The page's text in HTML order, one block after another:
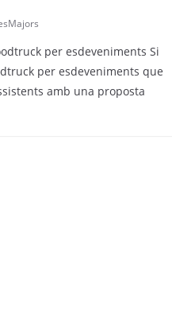
per esdeveniments Si
per esdeveniments que
amb una proposta